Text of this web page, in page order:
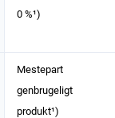
0 %¹)
Mestepart
genbrugeligt
produkt¹)